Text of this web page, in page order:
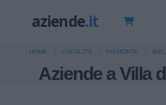
Aziende a Villa
HOME LOCALITÀ PIEMONTE